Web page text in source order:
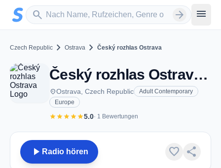
Zum Hauptinhalt springen
search
Sender suchen arrow_forward menu
Czech Republic chevron_right Ostrava chevron_right Český rozhlas Ostrava
Český rozhlas Ostrava - FM 107.3 - Ostrava
placeOstrava, Czech Republic
Adult Contemporary
Europe
starstarstarstarstar5.0· 1 Bewertungen
play_arrow Radio hören favorite share